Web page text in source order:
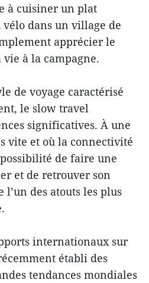
à cuisiner un plat
dans un village de
apprécier le
à la campagne.
de voyage caractérisé
le slow travel
significatives. À une
vite et où la connectivité
de faire une
et de retrouver son
des atouts les plus
internationaux sur
établi des
tendances mondiales